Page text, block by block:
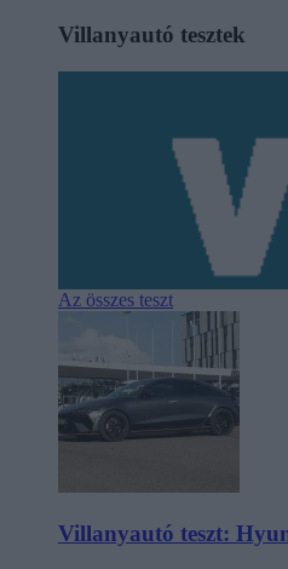
Villanyautó tesztek
Az összes teszt
Villanyautó teszt: